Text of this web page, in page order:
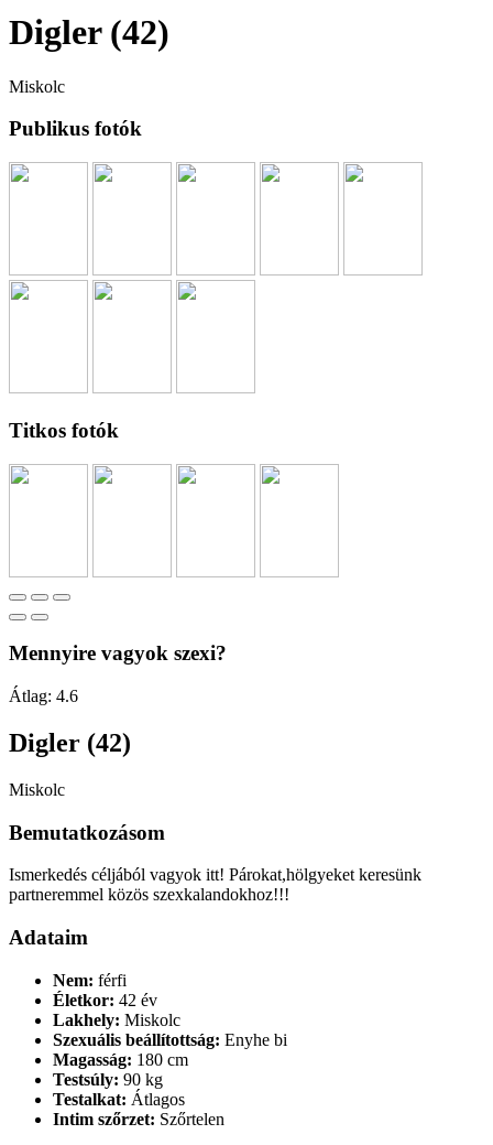
Digler (42)
Miskolc
Publikus fotók
Titkos fotók
Mennyire vagyok szexi?
Átlag: 4.6
Digler (42)
Miskolc
Bemutatkozásom
Ismerkedés céljából vagyok itt! Párokat,hölgyeket keresünk
partneremmel közös szexkalandokhoz!!!
Adataim
Nem: férfi
Életkor: 42 év
Lakhely: Miskolc
Szexuális beállítottság: Enyhe bi
Magasság: 180 cm
Testsúly: 90 kg
Testalkat: Átlagos
Intim szőrzet: Szőrtelen